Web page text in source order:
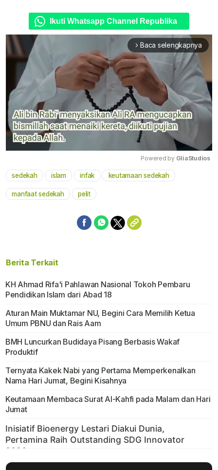
Ikuti Whatsapp Channel Republika
arrow_forward_ios Baca selengkapnya
Powered by GliaStudios
sedekah islam infak keutamaan sedekah
manfaat sedekah pelit
Berita Terkait
KH Ahmad Rifa'i Pahlawan Nasional Tokoh Pembaru
Pendidikan Islam dari Abad 18
Aturan Main Muktamar NU, Begini Cara Memilih Ketua
Umum PBNU dan Rais Aam
BMH Luncurkan Budidaya Pisang Berbasis Wakaf
Produktif
Ternyata Kakek Nabi yang Pertama Memperkenalkan
Nama Hari Jumat, Begini Kisahnya
Keutamaan Membaca Surat Al-Kahfi pada Malam dan Hari
Jumat